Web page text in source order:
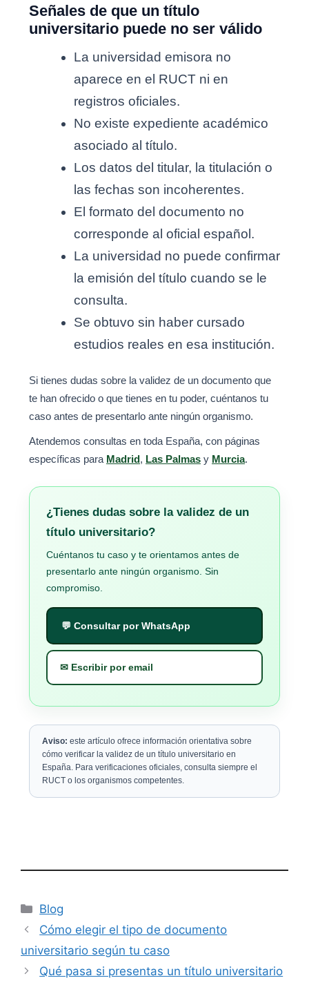
Señales de que un título
universitario puede no ser válido
La universidad emisora no
aparece en el RUCT ni en
registros oficiales.
No existe expediente académico
asociado al título.
Los datos del titular, la titulación o
las fechas son incoherentes.
El formato del documento no
corresponde al oficial español.
La universidad no puede confirmar
la emisión del título cuando se le
consulta.
Se obtuvo sin haber cursado
estudios reales en esa institución.
Si tienes dudas sobre la validez de un documento que
te han ofrecido o que tienes en tu poder, cuéntanos tu
caso antes de presentarlo ante ningún organismo.
Atendemos consultas en toda España, con páginas
específicas para Madrid, Las Palmas y Murcia.
¿Tienes dudas sobre la validez de un
título universitario?
Cuéntanos tu caso y te orientamos antes de
presentarlo ante ningún organismo. Sin
compromiso.
💬 Consultar por WhatsApp
✉ Escribir por email
Aviso: este artículo ofrece información orientativa sobre
cómo verificar la validez de un título universitario en
España. Para verificaciones oficiales, consulta siempre el
RUCT o los organismos competentes.
Categorías
Blog
Cómo elegir el tipo de documento
universitario según tu caso
Qué pasa si presentas un título universitario